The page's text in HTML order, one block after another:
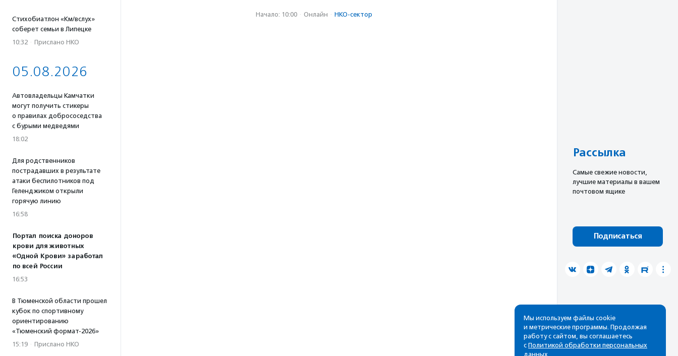
Стихобиатлон «Км/вслух»
соберет семьи в Липецке
10:32 · Прислано НКО
05.08.2026
Автовладельцы Камчатки
могут получить стикеры
о правилах добрососедства
с бурыми медведями
18:02
Для родственников
пострадавших в результате
атаки беспилотников под
Геленджиком открыли
горячую линию
16:58
Портал поиска доноров
крови для животных
«Одной Крови» заработал
по всей России
16:53
В Тюменской области прошел
кубок по спортивному
ориентированию
«Тюменский формат-2026»
15:19 · Прислано НКО
Начало: 10:00 · Онлайн · НКО-сектор
Рассылка
Cамые свежие новости,
лучшие материалы в вашем
почтовом ящике
Подписаться
Мы используем файлы cookie
и метрические программы. Продолжая
работу с сайтом, вы соглашаетесь
с Политикой обработки персональных
данных